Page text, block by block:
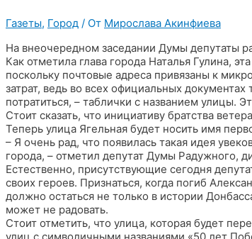
Газеты, Город / От Мирослава Акинфиева
На внеочередном заседании Думы депутаты
Как отметила глава города Наталья Гулина,
поскольку почтовые адреса привязаны к
затрат, ведь во всех официальных
потратиться, – таблички с названием улицы.
Стоит сказать, что инициативу братства
Теперь улица Ягельная будет носить имя
– Я очень рад, что появилась такая идея
города, – отметил депутат Думы Радужного,
Естественно, присутствующие сегодня
своих героев. Признаться, когда погиб
должно остаться не только в истории
может не радовать.
Стоит отметить, что улица, которая будет